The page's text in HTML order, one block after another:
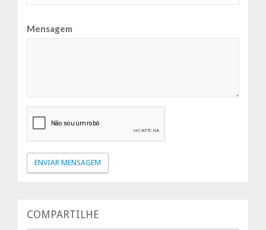
Mensagem
COMPARTILHE